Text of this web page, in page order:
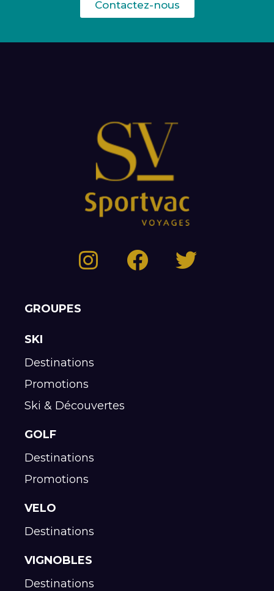
Contactez-nous
GROUPES
SKI
Destinations
Promotions
Ski & Découvertes
GOLF
Destinations
Promotions
VELO
Destinations
VIGNOBLES
Destinations